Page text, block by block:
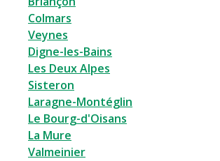
Colmars
Veynes
Digne-les-Bains
Les Deux Alpes
Sisteron
Laragne-Montéglin
Le Bourg-d'Oisans
La Mure
Valmeinier